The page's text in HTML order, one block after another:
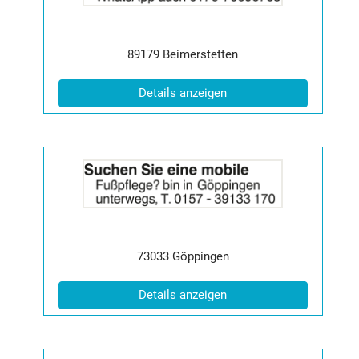
Info:
Postleitzahl:
89179 Ort:
Beimerstetten
Details anzeigen(ID: 2064294)
der
Anzeige
2064812
Info:
Postleitzahl:
73033 Ort:
Göppingen
Details anzeigen(ID: 2064812)